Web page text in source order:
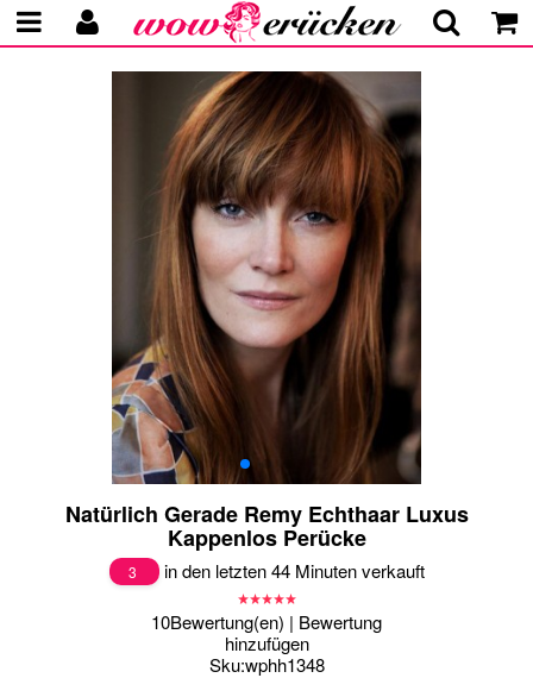
Natürlich Gerade Remy Echthaar Luxus
Kappenlos Perücke
3 in den letzten 44 Minuten verkauft
10Bewertung(en) | Bewertung
hinzufügen
Sku:wphh1348